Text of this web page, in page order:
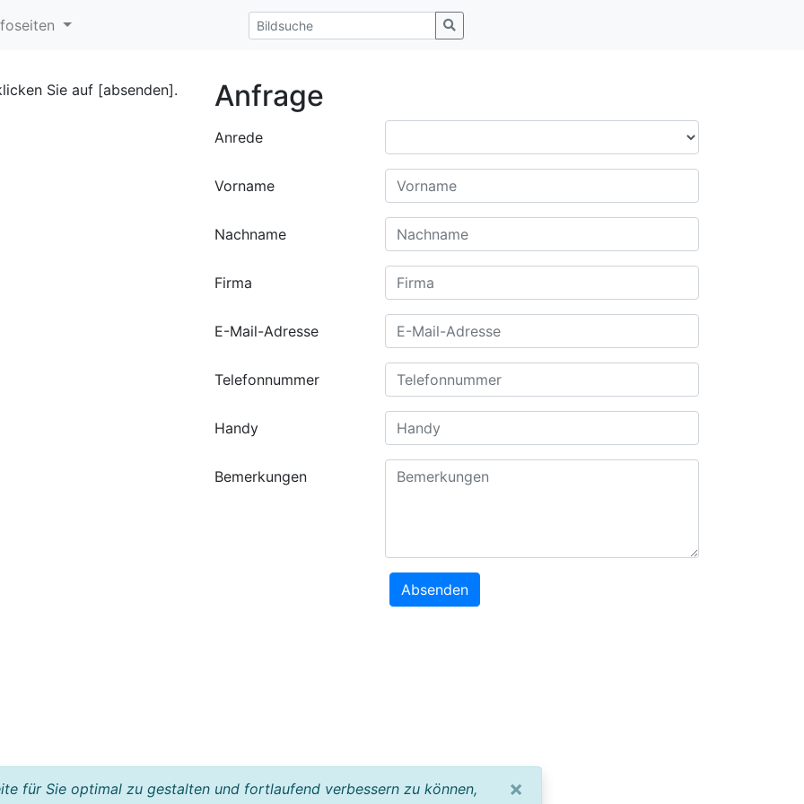
Sie auf [absenden]. Anfrage
Anrede
Vorname
Nachname
Firma
E-Mail-Adresse
Telefonnummer
Handy
Bemerkungen
Absenden
für Sie optimal zu gestalten und fortlaufend verbessern zu können,
×